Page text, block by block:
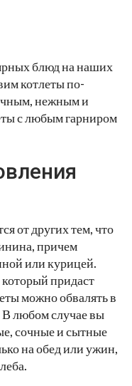
блюд на наших
котлеты по-
нежным и
с любым гарниром
от других тем, что
причем
или курицей.
придаст
можно обвалять в
В любом случае вы
сочные и сытные
на обед или ужин,